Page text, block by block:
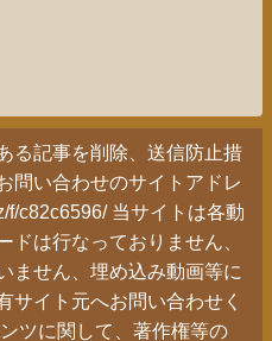
る記事を削除、送信防止措
問い合わせのサイトアドレ
f/c82c6596/ 当サイトは各動
ドは行なっておりません、
ません、埋め込み動画等に
サイト元へお問い合わせく
ツに関して、著作権等の